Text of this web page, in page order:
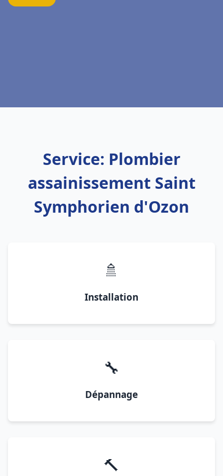
Service: Plombier
assainissement Saint
Symphorien d'Ozon
🚿
Installation
🔧
Dépannage
🔨